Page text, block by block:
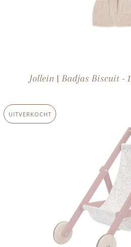
Jollein | Badjas Biscuit -
UITVERKOCHT